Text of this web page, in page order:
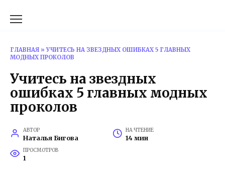
ГЛАВНАЯ »УЧИТЕСЬ НА ЗВЕЗДНЫХ ОШИБКАХ 5 ГЛАВНЫХ
МОДНЫХ ПРОКОЛОВ
Учитесь на звездных
ошибках 5 главных модных
проколов
АВТОР
Наталья Бигова
НА ЧТЕНИЕ
14 мин
ПРОСМОТРОВ
1